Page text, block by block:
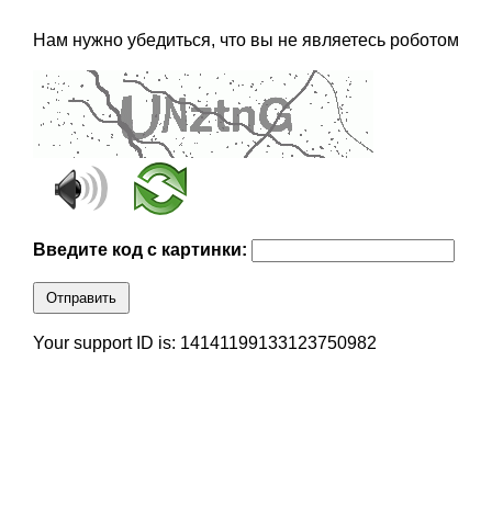
Нам нужно убедиться, что вы не являетесь роботом
Введите код с картинки:
Отправить
Your support ID is: 14141199133123750982